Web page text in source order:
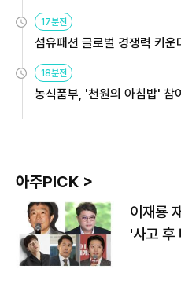
용해야
17분전
섬유패션 글로벌 경쟁력 키
원
18분전
농식품부, '천원의 아침밥'
아주PICK >
이재룡
'사고 후